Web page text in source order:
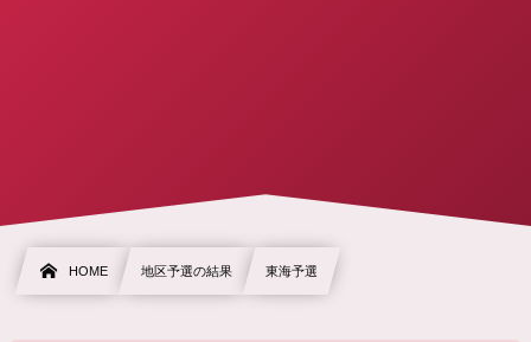
HOME 地区予選の結果 東海予選